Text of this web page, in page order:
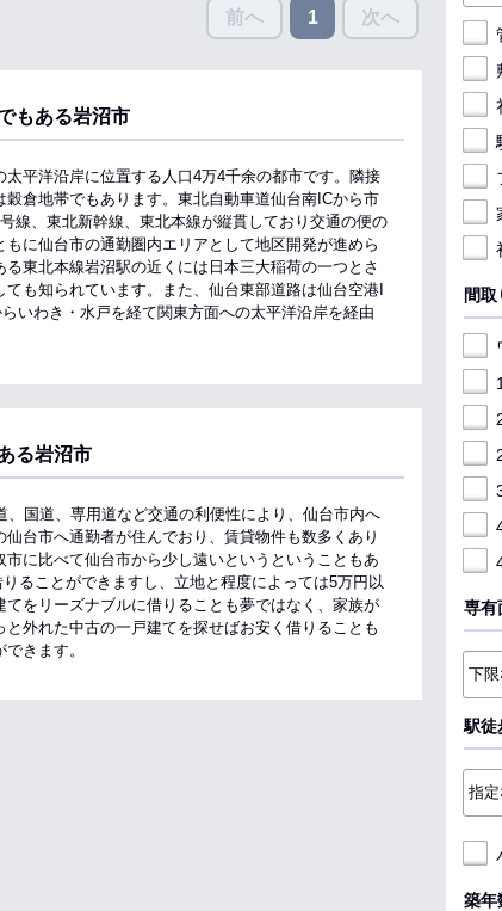
前へ 1 次へ
もある岩沼市
平洋沿岸に位置する人口4万4千余の都市です。隣接
倉地帯でもあります。東北自動車道仙台南ICから市
線、東北新幹線、東北本線が縦貫しており交通の便の
に仙台市の通勤圏内エリアとして地区開発が進めら
東北本線岩沼駅の近くには日本三大稲荷の一つとさ
も知られています。また、仙台東部道路は仙台空港I
いわき・水戸を経て関東方面への太平洋沿岸を経由
る岩沼市
国道、専用道など交通の利便性により、仙台市内へ
台市へ通勤者が住んでおり、賃貸物件も数多くあり
に比べて仙台市から少し遠いというということもあ
ることができますし、立地と程度によっては5万円以
をリーズナブルに借りることも夢ではなく、家族が
外れた中古の一戸建てを探せばお安く借りることも
きます。
間取
専有
駅徒
築年